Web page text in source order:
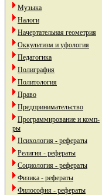
Музыка
Налоги
Начертательная геометрия
Оккультизм и уфология
Педагогика
Полиграфия
Политология
Право
Предпринимательство
Программирование и комп-
ры
Психология - рефераты
Религия - рефераты
Социология - рефераты
Физика - рефераты
Философия - рефераты